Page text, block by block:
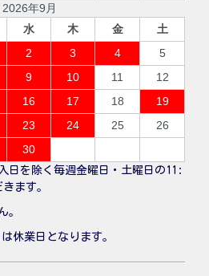
2026年9月
水 木 金
土
2 3 4
5
9 10 11
12
16 17 18
19
23 24 25
26
30
日を除く毎週金曜日・土曜日の11:
ます。
。
休業日となります。